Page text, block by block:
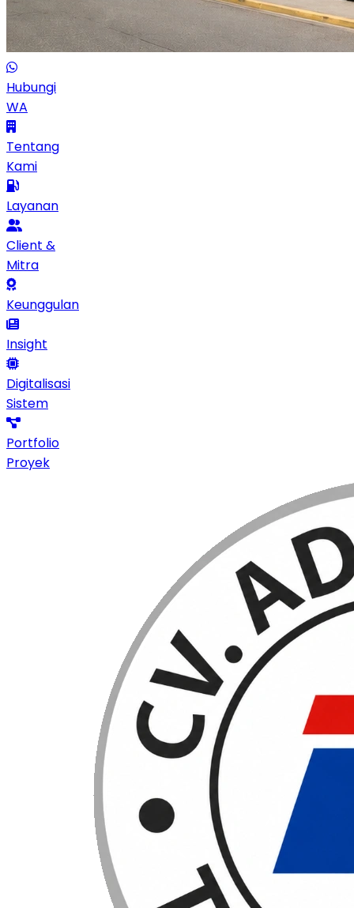
Hubungi
WA
Tentang
Kami
Layanan
Client &
Mitra
Keunggulan
Insight
Digitalisasi
Sistem
Portfolio
Proyek